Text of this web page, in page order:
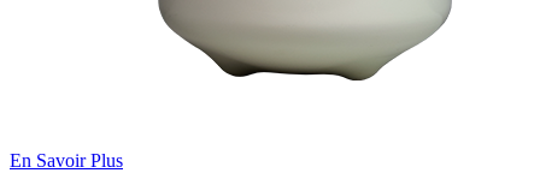
En Savoir Plus